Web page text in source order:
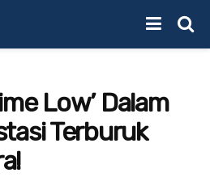
Low’ Dalam
Terburuk